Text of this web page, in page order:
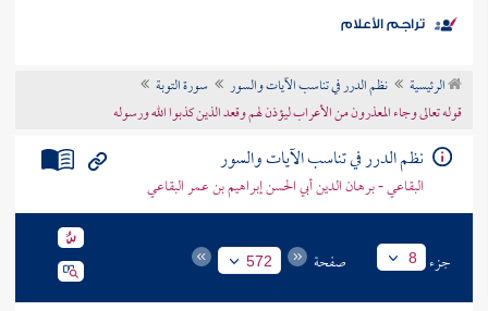
موضوعي
تراجم الأعلام
الرئيسية نظم الدرر في تناسب الآيات والسور
سورة التوبة
قوله تعالى وجاء المعذرون من الأعراب ليؤذن لهم وقعد الذين كذبوا الله ورسوله
نظم الدرر في تناسب الآيات والسور
البقاعي - برهان الدين أبي الحسن إبراهيم بن عمر البقاعي
جزء 8 صفحة 572